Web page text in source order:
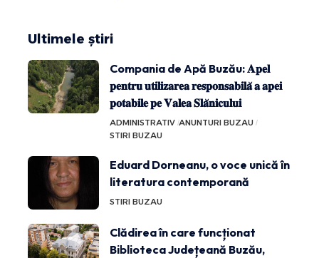
Ultimele știri
Compania de Apă Buzău: 𝐀𝐩𝐞𝐥
𝐩𝐞𝐧𝐭𝐫𝐮 𝐮𝐭𝐢𝐥𝐢𝐳𝐚𝐫𝐞𝐚 𝐫𝐞𝐬𝐩𝐨𝐧𝐬𝐚𝐛𝐢𝐥𝐚̆ 𝐚 𝐚𝐩𝐞𝐢
𝐩𝐨𝐭𝐚𝐛𝐢𝐥𝐞 𝐩𝐞 𝐕𝐚𝐥𝐞𝐚 𝐒𝐥𝐚̆𝐧𝐢𝐜𝐮𝐥𝐮𝐢
ADMINISTRATIV ANUNTURI BUZAU
STIRI BUZAU
Eduard Dorneanu, o voce unică în
literatura contemporană
STIRI BUZAU
Clădirea în care funcționat
Biblioteca Județeană Buzău,